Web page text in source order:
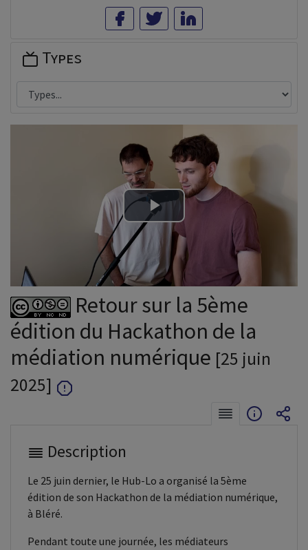
Lire
la
vidéo
Retour sur la 5ème
édition du Hackathon de la
médiation numérique [25 juin
2025]
Description
Le 25 juin dernier, le Hub-Lo a organisé la 5ème
édition de son Hackathon de la médiation numérique,
à Bléré.
Pendant toute une journée, les médiateurs
Types